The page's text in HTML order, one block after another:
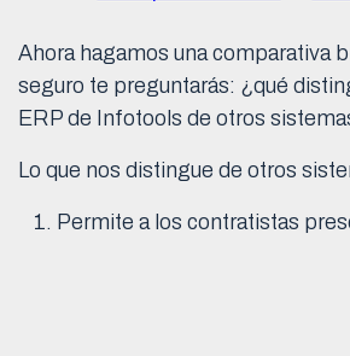
Ahora hagamos una comparativa
seguro te preguntarás: ¿qué
ERP de Infotools de otros
Lo que nos distingue de otros
Permite a los contratistas